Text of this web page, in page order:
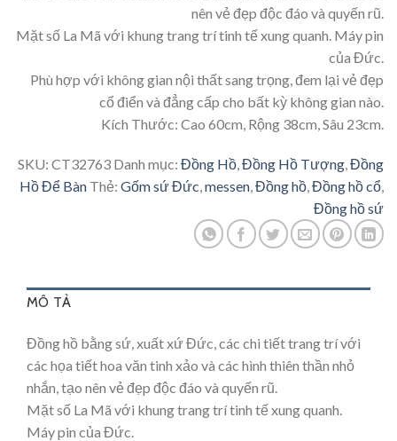
nên vẻ đẹp độc đáo và quyến rũ.
Mặt số La Mã với khung trang trí tinh tế xung quanh. Máy pin
của Đức.
Phù hợp với không gian nội thất sang trọng, đem lại vẻ đẹp
cổ điển và đẳng cấp cho bất kỳ không gian nào.
Kích Thước: Cao 60cm, Rộng 38cm, Sâu 23cm.
SKU: CT32763 Danh mục: Đồng Hồ,Đồng Hồ Tượng,Đồng
Hồ Để Bàn Thẻ: Gốm sứ Đức,messen,Đồng hồ,Đồng hồ cổ,
Đồng hồ sứ
MÔ TẢ
Đồng hồ bằng sứ, xuất xứ Đức, các chi tiết trang trí với
các họa tiết hoa văn tinh xảo và các hình thiên thần nhỏ
nhắn, tạo nên vẻ đẹp độc đáo và quyến rũ.
Mặt số La Mã với khung trang trí tinh tế xung quanh.
Máy pin của Đức.